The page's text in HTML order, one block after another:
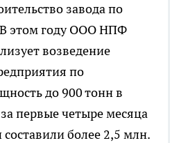
завода по
В этом году ООО НПФ
возведение
по
до 900 тонн в
первые четыре месяца
более 2,5 млн.